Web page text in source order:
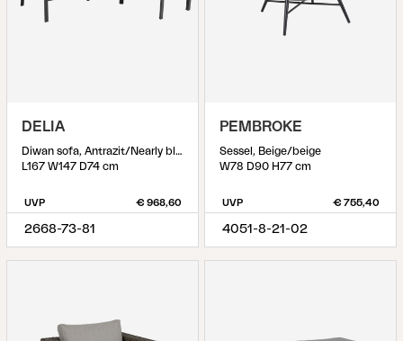
DELIA
Diwan sofa, Antrazit/Nearly black
L167 W147 D74 cm
UVP € 968,60
2668-73-81
PEMBROKE
Sessel, Beige/beige
W78 D90 H77 cm
UVP € 755,40
4051-8-21-02